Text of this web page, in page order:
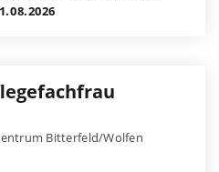
Bitterfeld/Wolfen